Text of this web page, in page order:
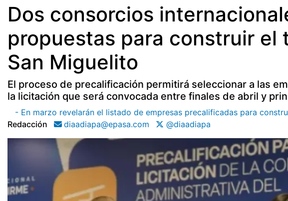
Dos consorcios
propuestas para construir el
San Miguelito
El proceso de precalificación permitirá seleccionar a las
la licitación que será convocada entre finales de abril y
- En marzo revelarán el listado de empresas precalificadas para
Redacción
diaadiapa@epasa.com @diaadiapa